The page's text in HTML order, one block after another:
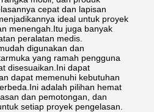
cepat dan lapisan
ideal untuk proyek
menengah.Itu juga banyak
peralatan medis.
digunakan dan
yang ramah pengguna
disesuaikan.Ini dapat
dapat memenuhi kebutuhan
adalah pilihan hemat
dan pemotongan, dan
setiap proyek pengelasan.